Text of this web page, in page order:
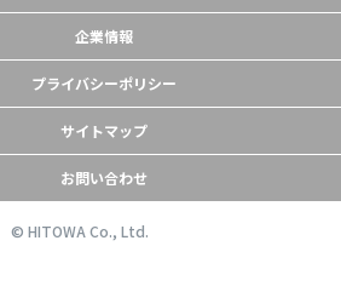
企業情報
プライバシーポリシー
サイトマップ
お問い合わせ
© HITOWA Co., Ltd.